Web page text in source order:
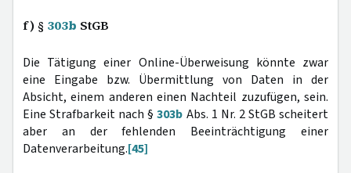
f) § 303b StGB
Die Tätigung einer Online-Überweisung könnte zwar
eine Eingabe bzw. Übermittlung von Daten in der
Absicht, einem anderen einen Nachteil zuzufügen, sein.
Eine Strafbarkeit nach §303b Abs. 1 Nr. 2 StGB scheitert
aber an der fehlenden Beeinträchtigung einer
Datenverarbeitung.[45]